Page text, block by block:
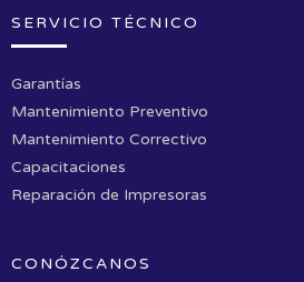
SERVICIO TÉCNICO
Garantías
Mantenimiento Preventivo
Mantenimiento Correctivo
Capacitaciones
Reparación de Impresoras
CONÓZCANOS